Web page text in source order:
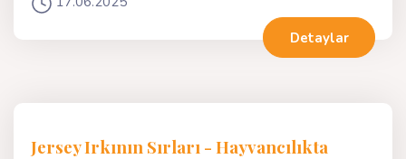
Detaylar
Jersey Irkının Sırları - Hayvancılıkta